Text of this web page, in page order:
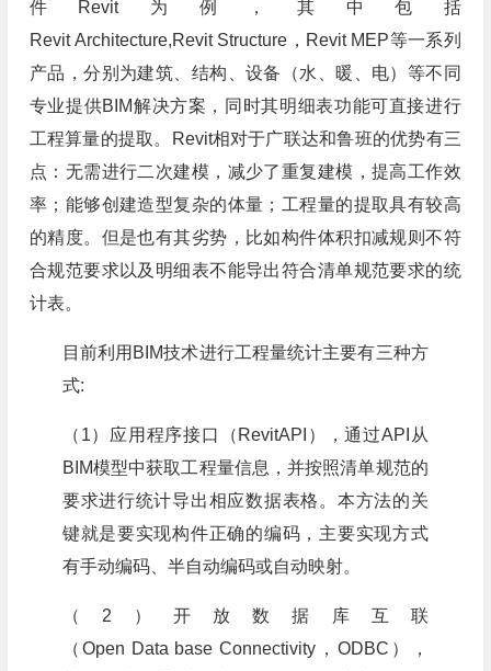
件Revit为例，其中包括
Revit Architecture,Revit Structure，Revit MEP等一系列
产品，分别为建筑、结构、设备（水、暖、电）等不同
专业提供BIM解决方案，同时其明细表功能可直接进行
工程算量的提取。Revit相对于广联达和鲁班的优势有三
点：无需进行二次建模，减少了重复建模，提高工作效
率；能够创建造型复杂的体量；工程量的提取具有较高
的精度。但是也有其劣势，比如构件体积扣减规则不符
合规范要求以及明细表不能导出符合清单规范要求的统
计表。
目前利用BIM技术进行工程量统计主要有三种方
式:
（1）应用程序接口（RevitAPI），通过API从
BIM模型中获取工程量信息，并按照清单规范的
要求进行统计导出相应数据表格。本方法的关
键就是要实现构件正确的编码，主要实现方式
有手动编码、半自动编码或自动映射。
（2）开放数据库互联
（Open Data base Connectivity，ODBC），